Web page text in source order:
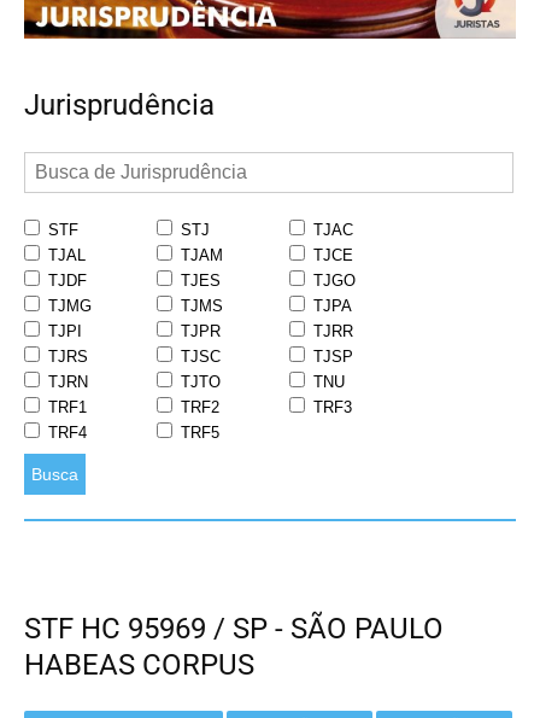
Jurisprudência
STF STJ
TJAC
TJAL
TJAM
TJCE
TJDF
TJES
TJGO
TJMG
TJMS
TJPA
TJPI
TJPR
TJRR
TJRS
TJSC
TJSP
TJRN
TJTO
TNU
TRF1
TRF2
TRF3
TRF4
TRF5
Busca
STF HC 95969 / SP - SÃO PAULO
HABEAS CORPUS